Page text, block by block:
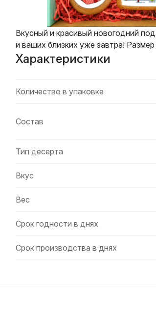
Вкусный и красивый новогодний
и ваших близких уже завтра!
Характеристики
Количество в упаковке
Состав
Тип десерта
Вкус
Вес
Срок годности в днях
Срок производства в днях